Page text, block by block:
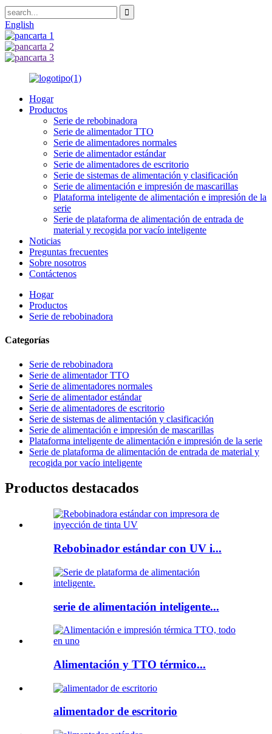
English
Hogar
Productos
Serie de rebobinadora
Serie de alimentador TTO
Serie de alimentadores normales
Serie de alimentador estándar
Serie de alimentadores de escritorio
Serie de sistemas de alimentación y clasificación
Serie de alimentación e impresión de mascarillas
Plataforma inteligente de alimentación e impresión de la
serie
Serie de plataforma de alimentación de entrada de
material y recogida por vacío inteligente
Noticias
Preguntas frecuentes
Sobre nosotros
Contáctenos
Hogar
Productos
Serie de rebobinadora
Categorías
Serie de rebobinadora
Serie de alimentador TTO
Serie de alimentadores normales
Serie de alimentador estándar
Serie de alimentadores de escritorio
Serie de sistemas de alimentación y clasificación
Serie de alimentación e impresión de mascarillas
Plataforma inteligente de alimentación e impresión de la serie
Serie de plataforma de alimentación de entrada de material y
recogida por vacío inteligente
Productos destacados
Rebobinador estándar con UV i...
serie de alimentación inteligente...
Alimentación y TTO térmico...
alimentador de escritorio